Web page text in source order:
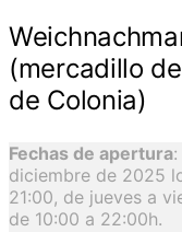
(mercadillo
de Colonia)
Fechas de apertura
diciembre de 2025
21:00, de jueves a
de 10:00 a 22:00h.